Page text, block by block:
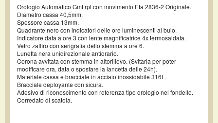
Orologio Automatico Gmt rpl con movimento Eta 2836-2 Originale.
Diametro cassa 40,5mm.
Spessore cassa 13mm.
Quadrante nero con indicatori delle ore luminescenti al buio.
Indicatore data a ore 3 con lente magnificatrice 4x termosaldata.
Vetro zaffiro con serigrafia dello stemma a ore 6.
Lunetta nera unidirezionale antiorario.
Corona avvitata con stemma in altorilievo. (Svitarla per poter
modificare ora, data o spostare la lancetta delle 24h).
Materiale cassa e bracciale in acciaio inossidabile 316L.
Bracciale deployante con sicura.
Adesivo di riconoscimento con referenza tipo orologio nel fondello.
Corredato di scatola.